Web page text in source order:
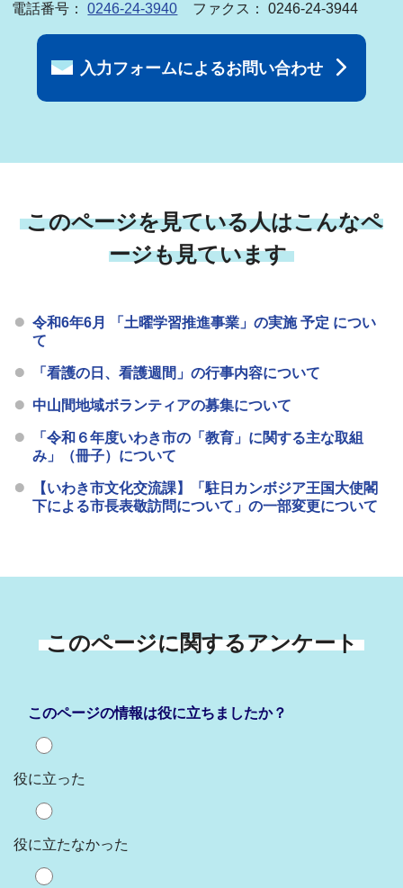
電話番号：0246-24-3940 ファクス： 0246-24-3944
入力フォームによるお問い合わせ
このページを見ている人はこんなペ
ージも見ています
令和6年6月 「土曜学習推進事業」の実施 予定 につい
て
「看護の日、看護週間」の行事内容について
中山間地域ボランティアの募集について
「令和６年度いわき市の「教育」に関する主な取組
み」（冊子）について
【いわき市文化交流課】「駐日カンボジア王国大使閣
下による市長表敬訪問について」の一部変更について
このページに関するアンケート
このページの情報は役に立ちましたか？
役に立った
役に立たなかった